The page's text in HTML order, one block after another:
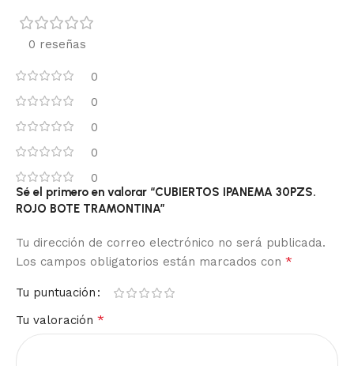
0 reseñas
0
0
0
0
0
Sé el primero en valorar “CUBIERTOS IPANEMA 30PZS.
ROJO BOTE TRAMONTINA”
Tu dirección de correo electrónico no será publicada.
Los campos obligatorios están marcados con *
Tu puntuación
Tu valoración *